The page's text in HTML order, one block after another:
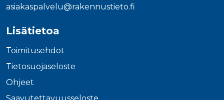
asiakaspalvelu@rakennustieto.fi
Lisätietoa
Toimitusehdot
Tietosuojaseloste
Ohjeet